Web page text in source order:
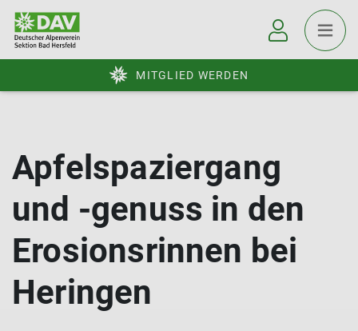
MITGLIED WERDEN
Apfelspaziergang
und -genuss in den
Erosionsrinnen bei
Heringen